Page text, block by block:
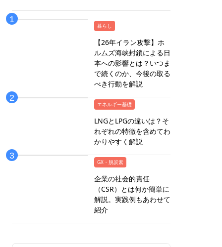
暮らし
【26年イラン攻撃】ホ
ルムズ海峡封鎖による日
本への影響とは？いつま
で続くのか、今後の取る
べき行動を解説
エネルギー基礎
LNGとLPGの違いは？そ
れぞれの特徴を含めてわ
かりやすく解説
GX・脱炭素
企業の社会的責任
（CSR）とは何か簡単に
解説。実践例もあわせて
紹介